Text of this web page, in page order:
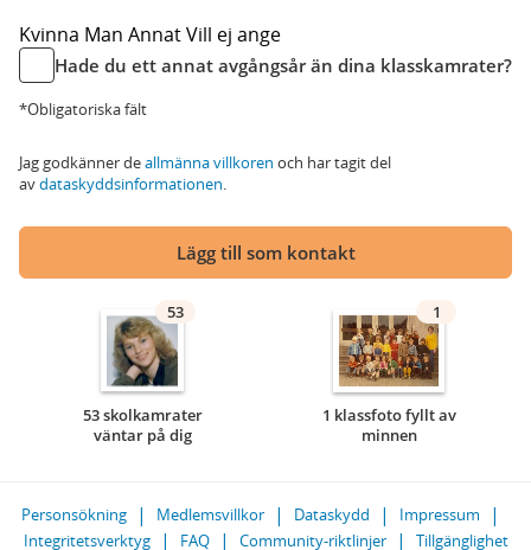
Kvinna Man AnnatVill ej ange
Hade du ett annat avgångsår än dina klasskamrater?
*Obligatoriska fält
Jag godkänner deallmänna villkoren och har tagit del
avdataskyddsinformationen.
Lägg till som kontakt
53
53 skolkamrater
väntar på dig
1
1 klassfoto fyllt av
minnen
Personsökning Medlemsvillkor Dataskydd
Impressum
Integritetsverktyg
FAQ Community-riktlinjer Tillgänglighet